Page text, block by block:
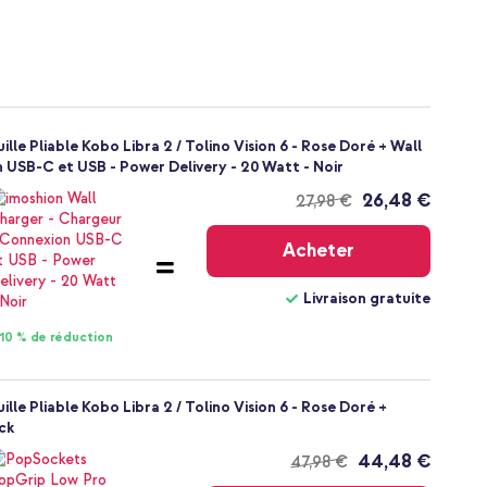
Pliable Kobo Libra 2 / Tolino Vision 6 - Rose Doré + Wall
C et USB - Power Delivery - 20 Watt - Noir
10 % de réduction
27,98 €
Livraison
26,48 €
Acheter
Livraison gratuite
Pliable Kobo Libra 2 / Tolino Vision 6 - Rose Doré +
47,98 €
Livraison
44,48 €